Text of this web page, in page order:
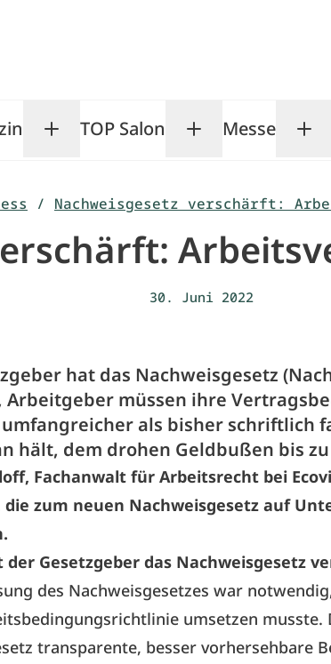
Toggle Magazin submenu
TOP Salon Toggle TOP
Messe
/ Nachweisgesetz verschärft:
30. Juni 2022
hat das Nachweisgesetz
Arbeitgeber müssen ihre
als bisher schriftlich
hält, dem drohen Geldbußen bis zu
Fachanwalt für Arbeitsrecht bei
die zum neuen Nachweisgesetz auf
Gesetzgeber das Nachweisgesetz
des Nachweisgesetzes war
umsetzen musste.
transparente, besser vorhersehbare